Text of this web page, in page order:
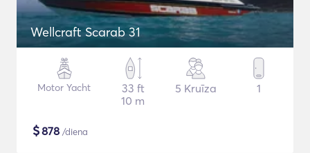
Wellcraft Scarab 31
Motor Yacht
33 ft
10 m
5 Kruīza 1
$878 /diena